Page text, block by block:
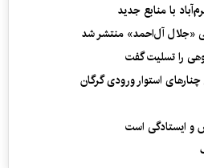
با منابع جدید
«جلال آل‌احمد» منتشر شد
را تسلیت گفت
استوار ورودی گرگان
و ایستادگی است